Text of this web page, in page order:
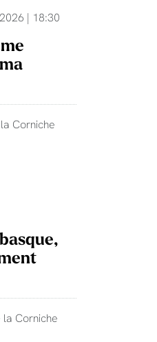
| 18:30
Corniche
Corniche